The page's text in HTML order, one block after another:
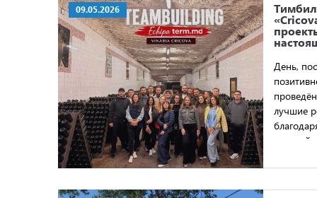
09.05.2026
День,
лучшие